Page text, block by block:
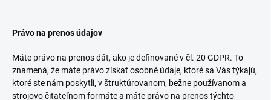
Právo na prenos údajov
Máte právo na prenos dát, ako je definované v čl. 20 GDPR. To
znamená, že máte právo získať osobné údaje, ktoré sa Vás týkajú,
ktoré ste nám poskytli, v štruktúrovanom, bežne používanom a
strojovo čitateľnom formáte a máte právo na prenos týchto